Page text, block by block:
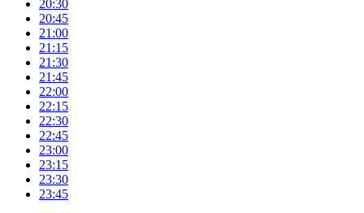
20:30
20:45
21:00
21:15
21:30
21:45
22:00
22:15
22:30
22:45
23:00
23:15
23:30
23:45